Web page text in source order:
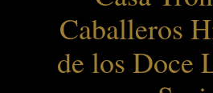
Caballeros
de los Doce